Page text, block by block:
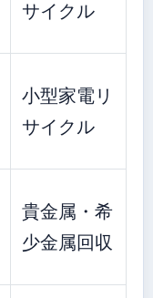
サイクル
小型家電リ
サイクル
貴金属・希
少金属回収